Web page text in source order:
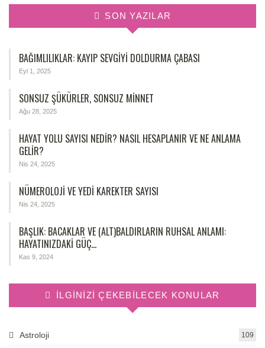
SON YAZILAR
BAĞIMLILIKLAR: KAYIP SEVGIYI DOLDURMA ÇABASI
Eyl 1, 2025
SONSUZ ŞÜKÜRLER, SONSUZ MINNET
Ağu 28, 2025
HAYAT YOLU SAYISI NEDIR? NASIL HESAPLANIR VE NE ANLAMA
GELIR?
Nis 24, 2025
NÜMEROLOJİ VE YEDİ KAREKTER SAYISI
Nis 24, 2025
BAŞLIK: BACAKLAR VE (ALT)BALDIRLARIN RUHSAL ANLAMI:
HAYATINIZDAKI GÜÇ…
Kas 9, 2024
İLGINIZI ÇEKEBILECEK KONULAR
Astroloji 109